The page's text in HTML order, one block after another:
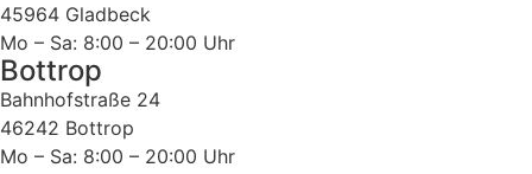
45964 Gladbeck
Mo – Sa: 8:00 – 20:00 Uhr
Bottrop
Bahnhofstraße 24
46242 Bottrop
Mo – Sa: 8:00 – 20:00 Uhr